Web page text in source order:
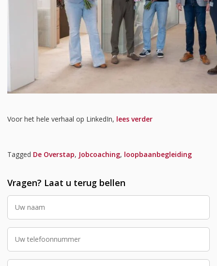
Voor het hele verhaal op LinkedIn, lees verder
Tagged De Overstap, Jobcoaching, loopbaanbegleiding
Vragen? Laat u terug bellen